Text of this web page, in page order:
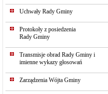
Uchwały Rady Gminy
Protokoły z posiedzenia
Rady Gminy
Transmisje obrad Rady Gminy i
imienne wykazy głosowań
Zarządzenia Wójta Gminy